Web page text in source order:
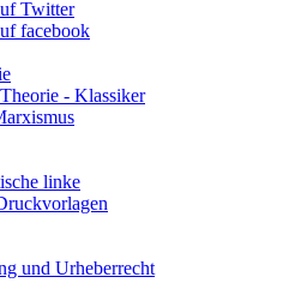
Twitter
facebook
- Klassiker
linke
und Urheberrecht